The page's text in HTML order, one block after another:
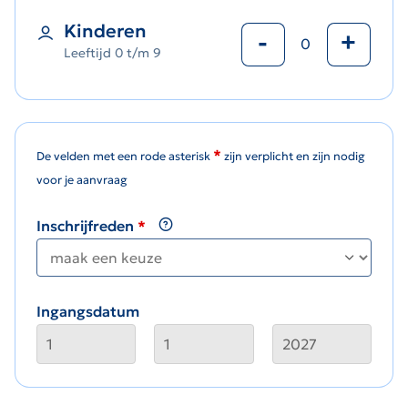
Kinderen
Leeftijd 0 t/m 9 - +
De velden met een rode asterisk * zijn verplicht en zijn nodig
voor je aanvraag
Inschrijfreden
Ingangsdatum